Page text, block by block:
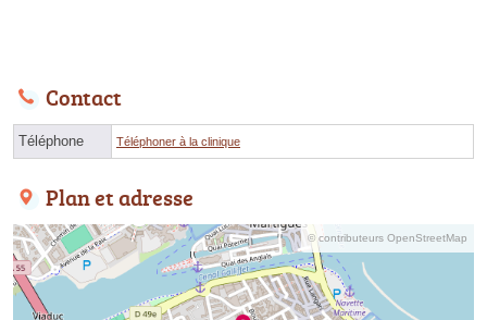
Contact
Téléphone Téléphoner à la clinique
Plan et adresse
© contributeurs OpenStreetMap